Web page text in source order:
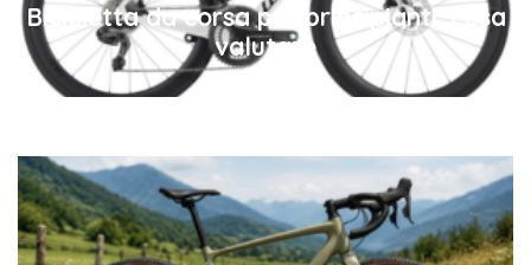
Bicicletta da corsa per principianti: cosa
valutare
La gravel bike è diventata uno dei segmenti più